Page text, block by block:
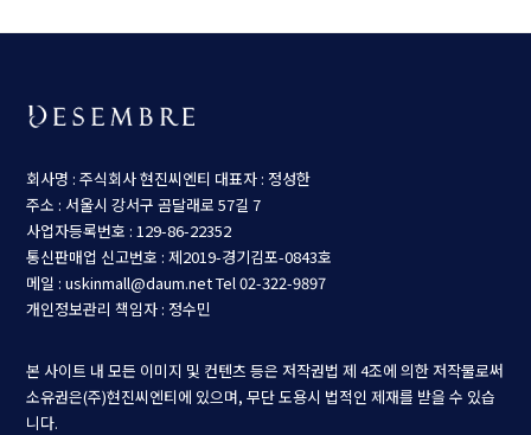
회사명 : 주식회사 현진씨엔티 대표자 : 정성한
주소 : 서울시 강서구 곰달래로 57길 7
사업자등록번호 : 129-86-22352
통신판매업 신고번호 : 제2019-경기김포-0843호
메일 : uskinmall@daum.netTel 02-322-9897
개인정보관리 책임자 : 정수민
본 사이트 내 모든 이미지 및 컨텐츠 등은 저작권법 제 4조에 의한 저작물로써
소유권은(주)현진씨엔티에 있으며, 무단 도용시 법적인 제재를 받을 수 있습
니다.